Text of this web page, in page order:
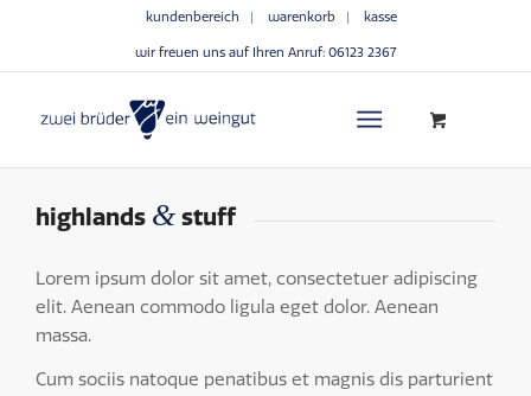
kundenbereich warenkorb kasse
wir freuen uns auf Ihren Anruf: 06123 2367
highlands & stuff
Lorem ipsum dolor sit amet, consectetuer adipiscing
elit. Aenean commodo ligula eget dolor. Aenean
massa.
Cum sociis natoque penatibus et magnis dis parturient